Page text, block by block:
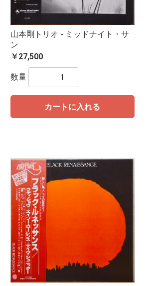
山本剛トリオ - ミッドナイト・サ
ン
￥27,500
数量
カートに入れる